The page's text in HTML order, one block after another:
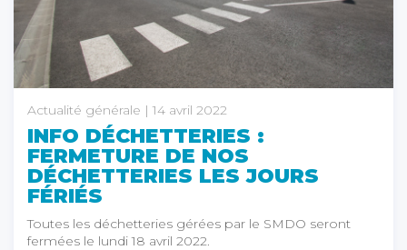
Actualité générale | 14 avril 2022
INFO DÉCHETTERIES :
FERMETURE DE NOS
DÉCHETTERIES LES JOURS
FÉRIÉS
Toutes les déchetteries gérées par le SMDO seront
fermées le lundi 18 avril 2022.